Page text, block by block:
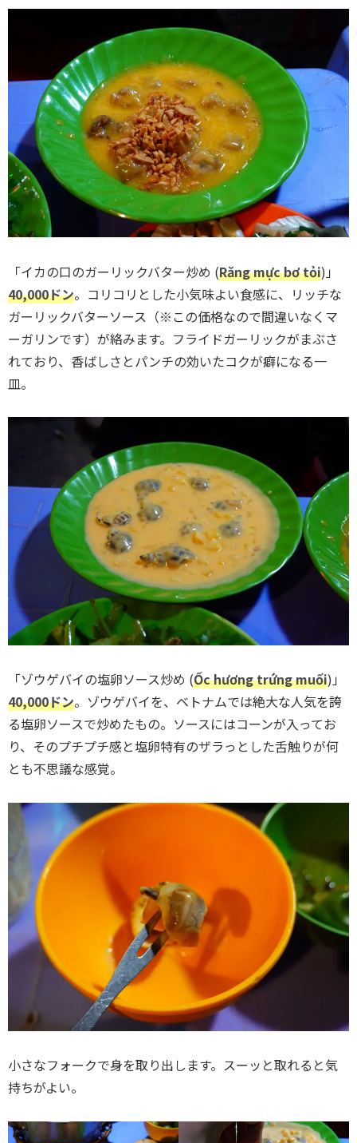
「イカの口のガーリックバター炒め (Răng mực bơ tỏi)」
40,000ドン。コリコリとした小気味よい食感に、リッチな
ガーリックバターソース（※この価格なので間違いなくマ
ーガリンです）が絡みます。フライドガーリックがまぶさ
れており、香ばしさとパンチの効いたコクが癖になる一
皿。
「ゾウゲバイの塩卵ソース炒め (Ốc hương trứng muối)」
40,000ドン。ゾウゲバイを、ベトナムでは絶大な人気を誇
る塩卵ソースで炒めたもの。ソースにはコーンが入ってお
り、そのプチプチ感と塩卵特有のザラっとした舌触りが何
とも不思議な感覚。
小さなフォークで身を取り出します。スーッと取れると気
持ちがよい。